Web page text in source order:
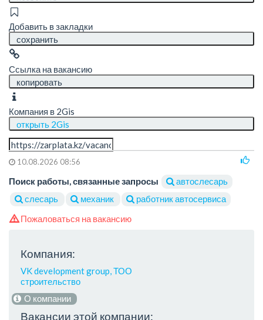
Добавить в закладки
сохранить
Ссылка на вакансию
копировать
Компания в 2Gis
открыть 2Gis
10.08.2026 08:56
Поиск работы, связанные запросы
автослесарь
слесарь
механик
работник автосервиса
Пожаловаться на вакансию
Компания:
VK development group, ТОО
строительство
О компании
Вакансии этой компании: